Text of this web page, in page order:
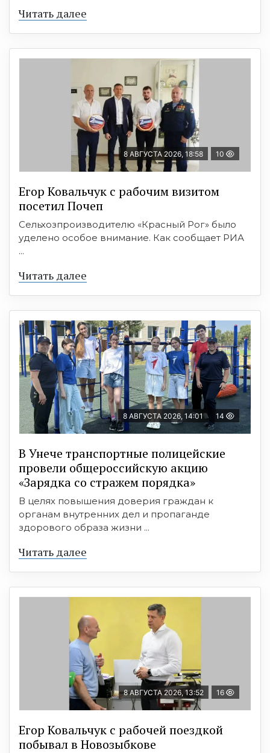
Читать далее
8 АВГУСТА 2026, 18:58 10
Егор Ковальчук с рабочим визитом
посетил Почеп
Сельхозпроизводителю «Красный Рог» было
уделено особое внимание. Как сообщает РИА
...
Читать далее
8 АВГУСТА 2026, 14:01 14
В Унече транспортные полицейские
провели общероссийскую акцию
«Зарядка со стражем порядка»
В целях повышения доверия граждан к
органам внутренних дел и пропаганде
здорового образа жизни ...
Читать далее
8 АВГУСТА 2026, 13:52 16
Егор Ковальчук с рабочей поездкой
побывал в Новозыбкове